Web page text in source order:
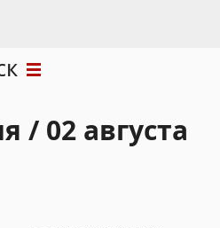
/ 02 августа